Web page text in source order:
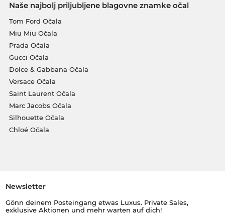
Naše najbolj priljubljene blagovne znamke očal
Tom Ford Očala
Miu Miu Očala
Prada Očala
Gucci Očala
Dolce & Gabbana Očala
Versace Očala
Saint Laurent Očala
Marc Jacobs Očala
Silhouette Očala
Chloé Očala
Newsletter
Gönn deinem Posteingang etwas Luxus. Private Sales,
exklusive Aktionen und mehr warten auf dich!